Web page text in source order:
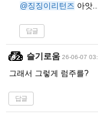
@징징이리턴즈 아앗
답글
슬기로움 26-06-07
그래서 그렇게 럼주를?
답글